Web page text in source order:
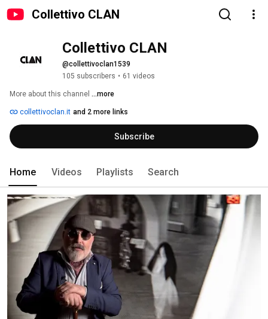
Collettivo CLAN
Collettivo CLAN
@collettivoclan1539
105 subscribers • 61 videos
More about this channel ...more
collettivoclan.it and 2 more links
Subscribe
Home Videos Playlists Search